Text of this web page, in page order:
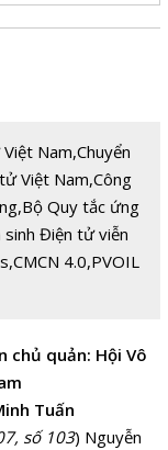
Nam,Chuyển
Việt Nam,Công
,Bộ Quy tắc ứng
sinh Điện tử viễn
,CMCN 4.0,PVOIL
chủ quản: Hội Vô
Tuấn
số 103) Nguyễn